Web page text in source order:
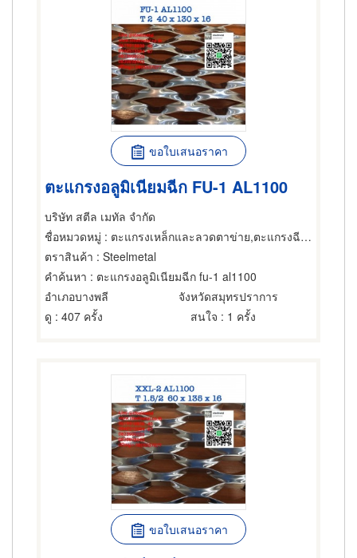
ขอใบเสนอราคา
ตะแกรงอลูมิเนียมฉีก FU-1 AL1100
บริษัท สตีล เมทัล จำกัด
ชื่อหมวดหมู่ : ตะแกรงเหล็กและลวดตาข่าย,ตะแกรงฉีกหรือตะแกรงยืด,ตะแกรงเหล็กและลวดตาข่าย
ตราสินค้า : Steelmetal
คำค้นหา : ตะแกรงอลูมิเนียมฉีก fu-1 al1100
อำเภอบางพลี
จังหวัดสมุทรปราการ
ดู : 407 ครั้ง สนใจ : 1 ครั้ง
ขอใบเสนอราคา